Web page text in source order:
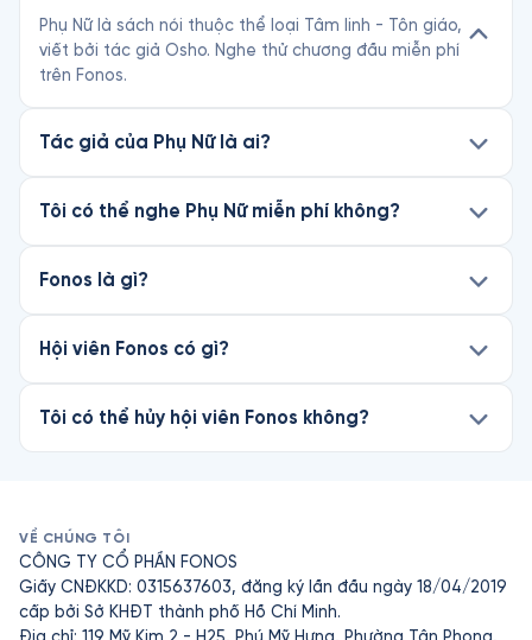
Phụ Nữ là sách nói thuộc thể loại Tâm linh - Tôn giáo,
viết bởi tác giả Osho. Nghe thử chương đầu miễn phí
trên Fonos.
Tác giả của Phụ Nữ là ai?
Tôi có thể nghe Phụ Nữ miễn phí không?
Fonos là gì?
Hội viên Fonos có gì?
Tôi có thể hủy hội viên Fonos không?
VỀ CHÚNG TÔI
CÔNG TY CỔ PHẦN FONOS
Giấy CNĐKKD: 0315637603, đăng ký lần đầu ngày 18/04/2019
cấp bởi Sở KHĐT thành phố Hồ Chí Minh.